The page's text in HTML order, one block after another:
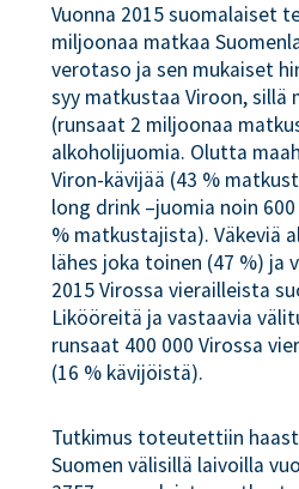
Vuonna 2015 suomalaiset
miljoonaa matkaa
verotaso ja sen mukaiset
syy matkustaa Viroon, sillä
(runsaat 2 miljoonaa
alkoholijuomia. Olutta
Viron-kävijää (43 %
long drink –juomia noin
% matkustajista). Väkeviä
lähes joka toinen (47 %) ja
2015 Virossa vierailleista
Likööreitä ja vastaavia
runsaat 400 000 Virossa
(16 % kävijöistä).
Tutkimus toteutettiin
Suomen välisillä laivoilla